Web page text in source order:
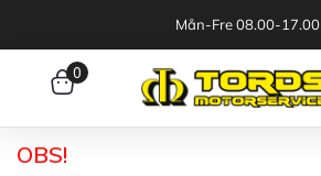
Mån-Fre 08.00-17.00
0
OBS!